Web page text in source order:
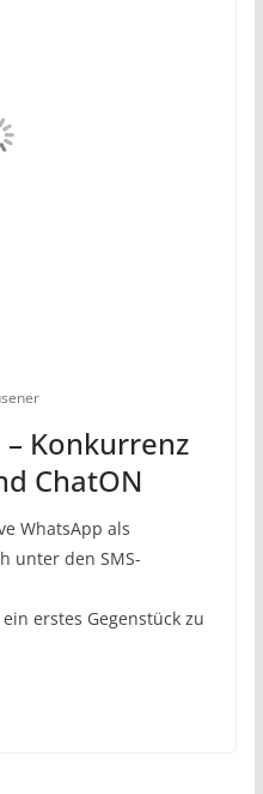
Konkurrenz
ChatON
WhatsApp als
unter den SMS-
erstes Gegenstück zu